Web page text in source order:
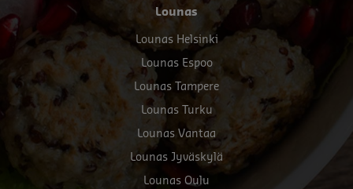
Lounas
Lounas Helsinki
Lounas Espoo
Lounas Tampere
Lounas Turku
Lounas Vantaa
Lounas Jyväskylä
Lounas Oulu